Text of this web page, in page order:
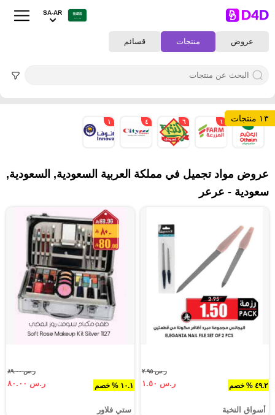
عروض منتجات قسائم
SA-AR
١٣ منتجات ١ ٦ ٤ ١
عروض مواد تجميل في مملكة العربية السعودية, السعودية,
سعودية - عرعر
٤٩.٢ % خصم
ر.س ٢.٩٥
ر.س ١.٥٠
أسواق النخبة
١٠.١ % خصم
ر.س ٨٩.٠٠
ر.س ٨٠.٠٠
ستي فلاور